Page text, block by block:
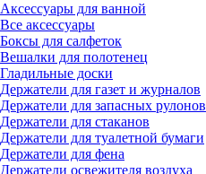
Аксессуары для ванной
Все аксессуары
Боксы для салфеток
Вешалки для полотенец
Гладильные доски
Держатели для газет и журналов
Держатели для запасных рулонов
Держатели для стаканов
Держатели для туалетной бумаги
Держатели для фена
Держатели освежителя воздуха